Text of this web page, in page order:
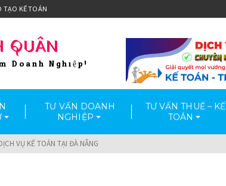
TẠO KẾ TOÁN
QUÂN
Doanh Nghiệp!
TƯ VẤN DOANH
NGHIỆP
TƯ VẤN THUẾ – KẾ
TOÁN
VỤ KẾ TOÁN TẠI ĐÀ NẴNG